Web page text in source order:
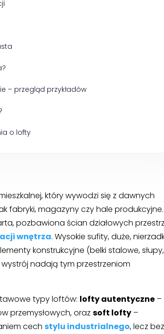
– przegląd przykładów
o lofty
który wywodzi się z dawnych
fabryki, magazyny czy hale
pozbawiona ścian działowych
wnętrza. Wysokie sufity, duże,
konstrukcyjne (belki stalowe, słupy,
nadają tym przestrzeniom
typy loftów: lofty autentyczne –
przemysłowych, orazsoft lofty –
cechstylu industrialnego, lecz bez